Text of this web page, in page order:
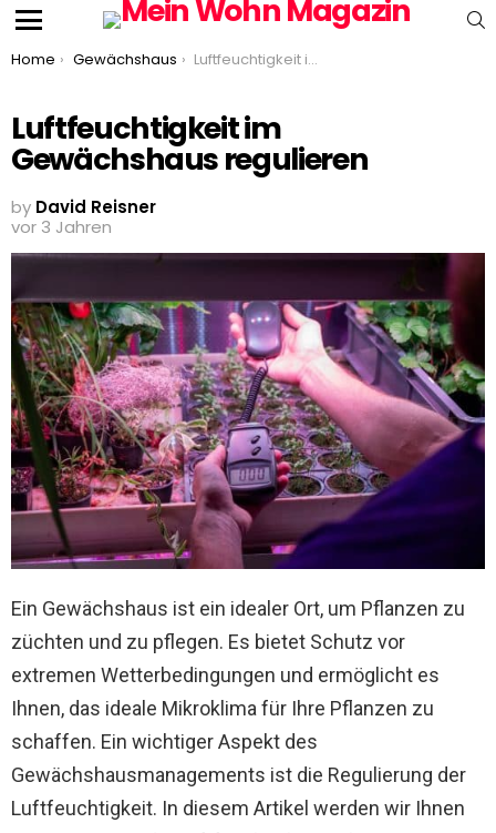
You are here:
Home Gewächshaus Luftfeuchtigkeit im Gewächshaus regulieren
Luftfeuchtigkeit im
Gewächshaus regulieren
by David Reisner
vor 3 Jahren
Ein Gewächshaus ist ein idealer Ort, um Pflanzen zu
züchten und zu pflegen. Es bietet Schutz vor
extremen Wetterbedingungen und ermöglicht es
Ihnen, das ideale Mikroklima für Ihre Pflanzen zu
schaffen. Ein wichtiger Aspekt des
Gewächshausmanagements ist die Regulierung der
Luftfeuchtigkeit. In diesem Artikel werden wir Ihnen